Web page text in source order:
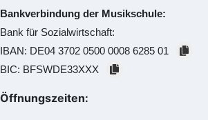
Bankverbindung der Musikschule:
Bank für Sozialwirtschaft:
IBAN: DE04 3702 0500 0008 6285 01
BIC: BFSWDE33XXX
Öffnungszeiten: